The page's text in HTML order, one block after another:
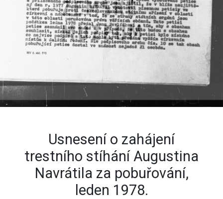
Usnesení o zahájení
trestního stíhání Augustina
Navrátila za pobuřování,
leden 1978.